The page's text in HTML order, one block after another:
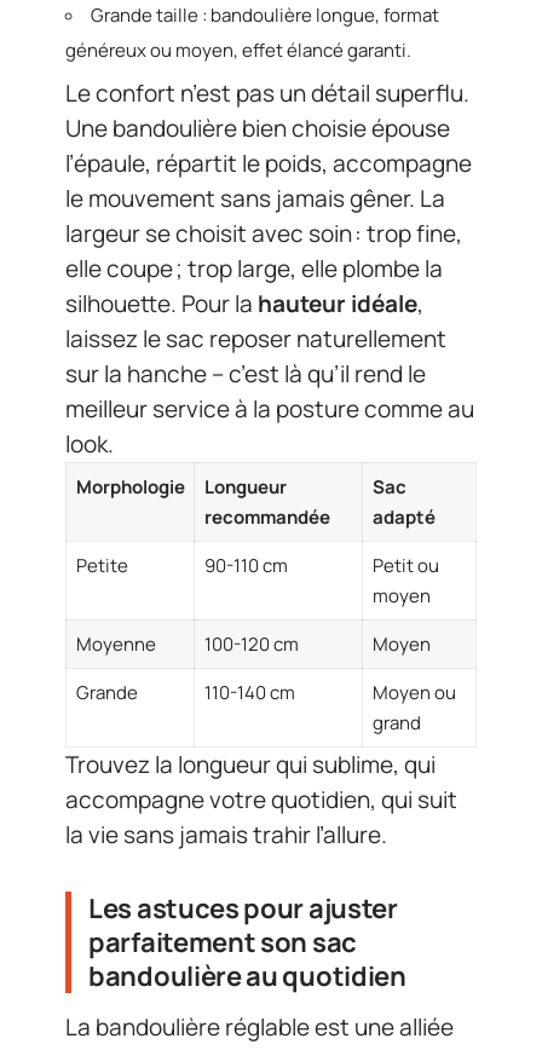
Grande taille : bandoulière longue, format
généreux ou moyen, effet élancé garanti.
Le confort n’est pas un détail superflu.
Une bandoulière bien choisie épouse
l’épaule, répartit le poids, accompagne
le mouvement sans jamais gêner. La
largeur se choisit avec soin : trop fine,
elle coupe ; trop large, elle plombe la
silhouette. Pour la hauteur idéale,
laissez le sac reposer naturellement
sur la hanche – c’est là qu’il rend le
meilleur service à la posture comme au
look.
Morphologie
Longueur
recommandée
Sac
adapté
Petite
90-110 cm
Petit ou
moyen
Moyenne
100-120 cm
Moyen
Grande
110-140 cm
Moyen ou
grand
Trouvez la longueur qui sublime, qui
accompagne votre quotidien, qui suit
la vie sans jamais trahir l’allure.
Les astuces pour ajuster
parfaitement son sac
bandoulière au quotidien
La bandoulière réglable est une alliée